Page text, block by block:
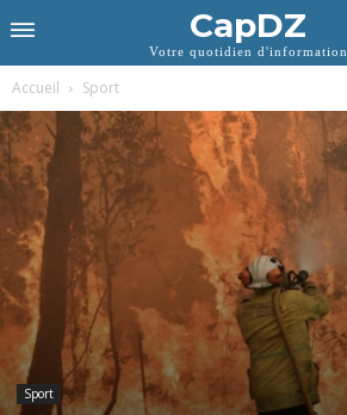
CapDZ
Votre quotidien d'information
Accueil Sport
Sport